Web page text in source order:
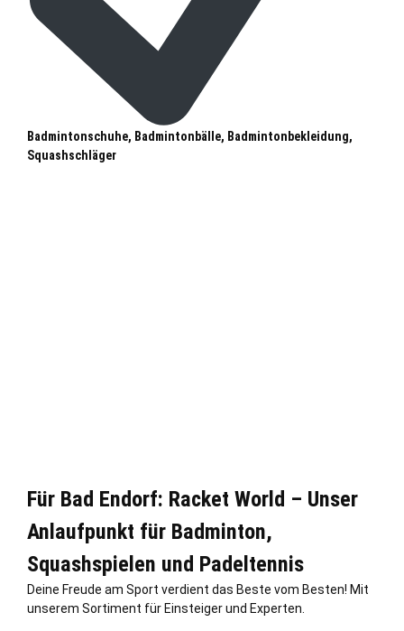
Badmintonschuhe, Badmintonbälle, Badmintonbekleidung,
Squashschläger
Für Bad Endorf: Racket World – Unser
Anlaufpunkt für Badminton,
Squashspielen und Padeltennis
Deine Freude am Sport verdient das Beste vom Besten! Mit
unserem Sortiment für Einsteiger und Experten.